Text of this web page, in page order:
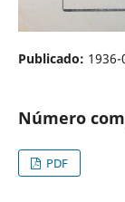
Publicado: 1936-
Número
PDF